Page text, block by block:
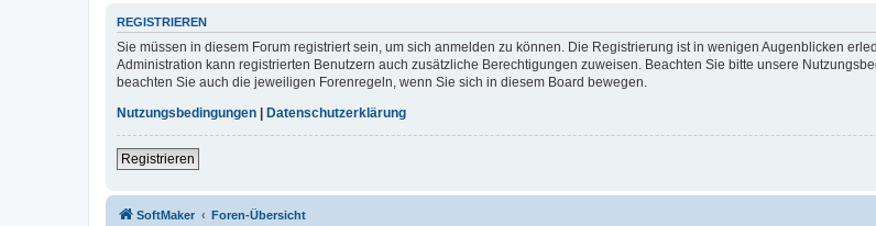
REGISTRIEREN
Sie müssen in diesem Forum registriert sein, um sich anmelden zu können. Die Registrierung ist in wenigen Augenblicken
Administration kann registrierten Benutzern auch zusätzliche Berechtigungen zuweisen. Beachten Sie bitte unsere
beachten Sie auch die jeweiligen Forenregeln, wenn Sie sich in diesem Board bewegen.
Nutzungsbedingungen
Datenschutzerklärung
Registrieren
SoftMaker Foren-Übersicht